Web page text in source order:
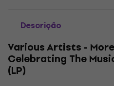
Descrição
Various Artists -
Celebrating The
(LP)